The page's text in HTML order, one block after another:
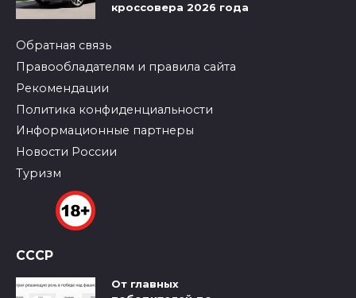
кроссовера 2026 года
Обратная связь
Правообладателям и правила сайта
Рекомендации
Политика конфиденциальности
Информационные партнеры
Новости России
Туризм
СССР
От главных